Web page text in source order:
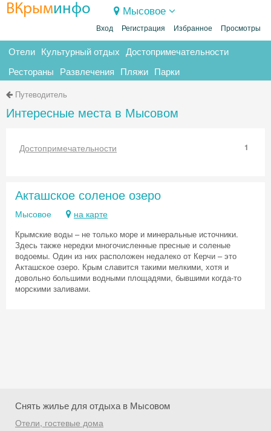
ВКрыминфо Мысовое
Вход Регистрация Избранное Просмотры
Отели Культурный отдых Достопримечательности
Рестораны Развлечения Пляжи Парки
Путеводитель
Интересные места в Мысовом
Достопримечательности 1
Акташское соленое озеро
Мысовое на карте
Крымские воды – не только море и минеральные источники.
Здесь также нередки многочисленные пресные и соленые
водоемы. Один из них расположен недалеко от Керчи – это
Акташское озеро. Крым славится такими мелкими, хотя и
довольно большими водными площадями, бывшими когда-то
морскими заливами.
Снять жилье для отдыха в Мысовом
Отели, гостевые дома